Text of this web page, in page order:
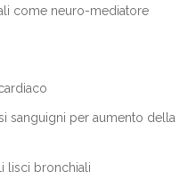
come neuro-mediatore
sanguigni per aumento della
lisci bronchiali